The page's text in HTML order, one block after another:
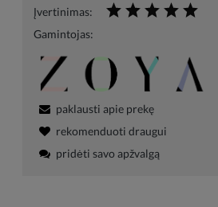
Įvertinimas:
Gamintojas:
paklausti apie prekę
rekomenduoti draugui
pridėti savo apžvalgą